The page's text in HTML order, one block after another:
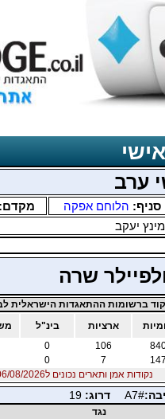
ערב
סניף: הלוחם אפקה
מינץ יעקב
שרה
ברשומות ההתאגדות הישראלית
ארציות בינ"ל
106
0
7
0
נקודות אמן ותארים נכונים ל06/08/2026
A7# דרוג:19
נגד